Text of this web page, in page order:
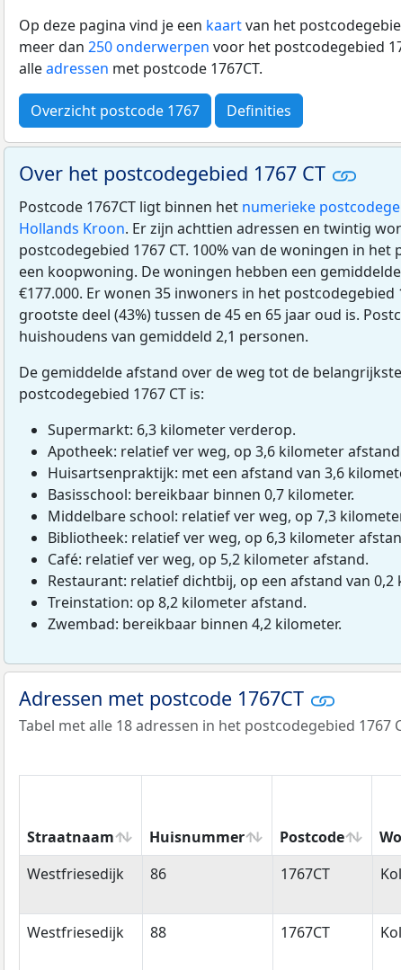
Op deze pagina vind je een kaartvan het
meer dan 250 onderwerpen voor het postcodegebied
alleadressen met postcode 1767CT.
Overzicht postcode 1767 Definities
Over het postcodegebied 1767 CT
Postcode 1767CT ligt binnen het numerieke
Hollands Kroon. Er zijn achttien adressen en twintig
postcodegebied 1767 CT. 100% van de woningen in het
een koopwoning. De woningen hebben een gemiddelde
€177.000. Er wonen 35 inwoners in het postcodegebied
grootste deel (43%) tussen de 45 en 65 jaar oud is.
huishoudens van gemiddeld 2,1 personen.
De gemiddelde afstand over de weg tot de
postcodegebied 1767 CT is:
Supermarkt: 6,3 kilometer verderop.
Apotheek: relatief ver weg, op 3,6 kilometer
Huisartsenpraktijk: met een afstand van 3,6
Basisschool: bereikbaar binnen 0,7 kilometer.
Middelbare school: relatief ver weg, op 7,3
Bibliotheek: relatief ver weg, op 6,3 kilometer
Café: relatief ver weg, op 5,2 kilometer afstand.
Restaurant: relatief dichtbij, op een afstand van 0,2
Treinstation: op 8,2 kilometer afstand.
Zwembad: bereikbaar binnen 4,2 kilometer.
Adressen met postcode 1767CT
Tabel met alle 18 adressen in het postcodegebied 1767
Straatnaam Huisnummer Postcode
Straatnaam
Huisnummer Postcode
Westfriesedijk 86 1767CT
Westfriesedijk 88 1767CT